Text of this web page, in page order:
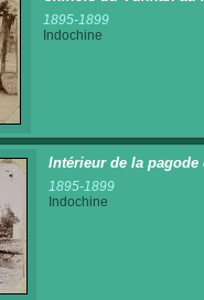
1895-1899
Indochine
Intérieur de la
1895-1899
Indochine